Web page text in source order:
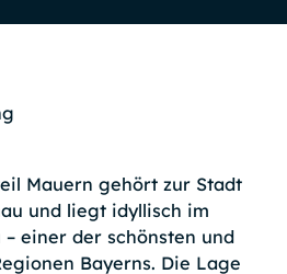
Mauern gehört zur Stadt
und liegt idyllisch im
einer der schönsten und
Bayerns. Die Lage